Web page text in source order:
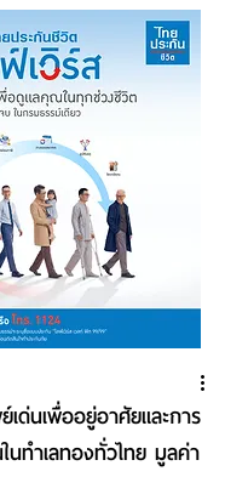
เด่นเพื่ออยู่อาศัยและการ
ทำเลทองทั่วไทย มูลค่า